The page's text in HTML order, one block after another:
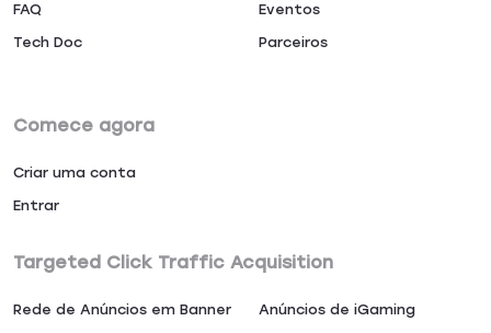
FAQ
Tech Doc
Eventos
Parceiros
Comece agora
Criar uma conta
Entrar
Targeted Click Traffic Acquisition
Rede de Anúncios em Banner
Anúncios de iGaming